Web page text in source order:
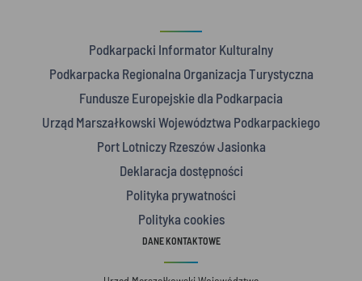
Podkarpacki Informator Kulturalny
Podkarpacka Regionalna Organizacja Turystyczna
Fundusze Europejskie dla Podkarpacia
Urząd Marszałkowski Województwa Podkarpackiego
Port Lotniczy Rzeszów Jasionka
Deklaracja dostępności
Polityka prywatności
Polityka cookies
DANE KONTAKTOWE